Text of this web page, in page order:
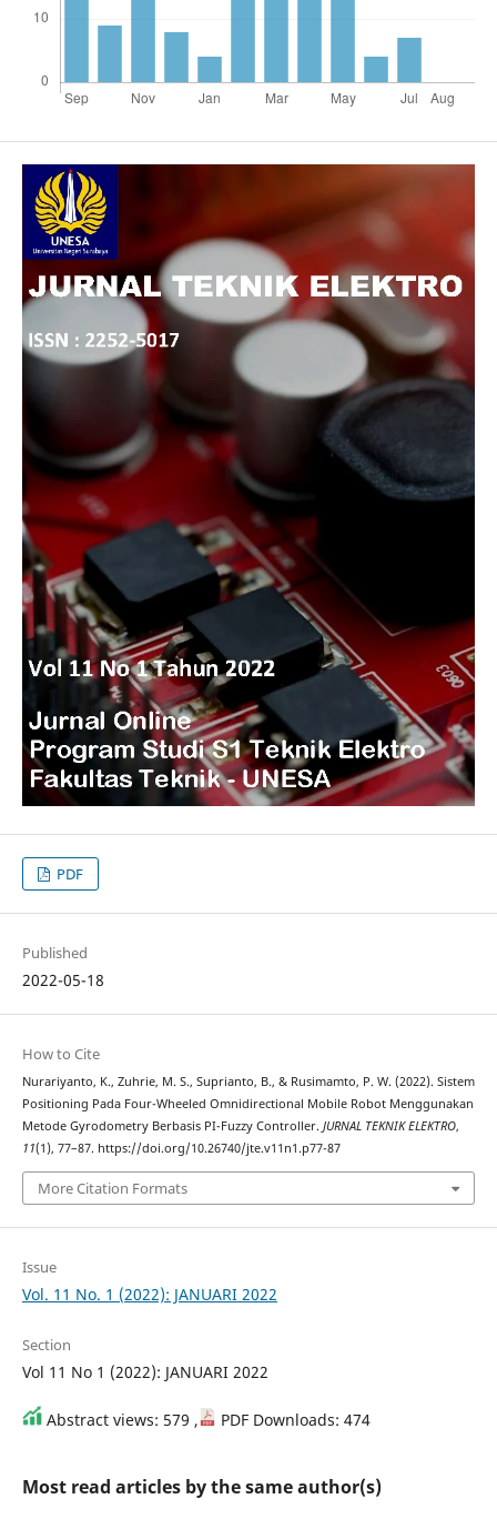
PDF
Published
2022-05-18
How to Cite
Nurariyanto, K., Zuhrie, M. S., Suprianto, B., & Rusimamto, P. W. (2022). Sistem
Positioning Pada Four-Wheeled Omnidirectional Mobile Robot Menggunakan
Metode Gyrodometry Berbasis PI-Fuzzy Controller. JURNAL TEKNIK ELEKTRO,
11(1), 77–87. https://doi.org/10.26740/jte.v11n1.p77-87
More Citation Formats
Issue
Vol. 11 No. 1 (2022): JANUARI 2022
Section
Vol 11 No 1 (2022): JANUARI 2022
Abstract views: 579 , PDF Downloads: 474
Most read articles by the same author(s)